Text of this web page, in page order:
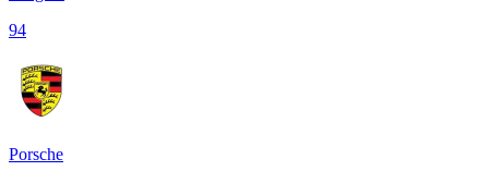
94
Porsche